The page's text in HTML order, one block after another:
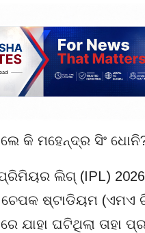
କି ମହେନ୍ଦ୍ର ସିଂ
ଲିଗ୍ (IPL)
ଚେପକ ଷ୍ଟାଡିୟମ (ଏମଏ
ଯାହା ଘଟିଥିଲା ​​ତାହା